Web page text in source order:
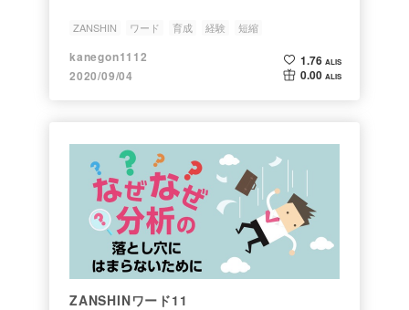
ZANSHIN ワード 育成 経験 短縮
kanegon1112
2020/09/04
1.76 ALIS
0.00 ALIS
ZANSHINワード11